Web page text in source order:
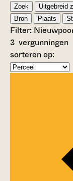
Zoek
Uitgebreid
Bron
Plaats
Filter:
3 vergunningen
sorteren op: